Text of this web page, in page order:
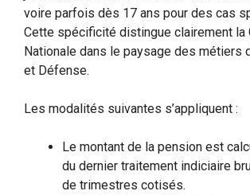
voire parfois dès 17 ans pour des cas
Cette spécificité distingue clairement la
Nationale dans le paysage des métiers
et Défense.
Les modalités suivantes s’appliquent :
Le montant de la pension est
du dernier traitement indiciaire
de trimestres cotisés.